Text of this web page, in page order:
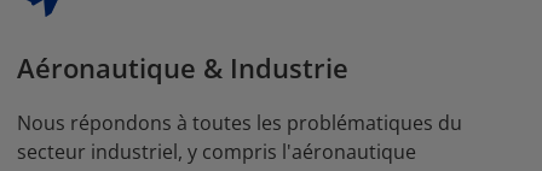
Aéronautique & Industrie
Nous répondons à toutes les problématiques du
secteur industriel, y compris l'aéronautique